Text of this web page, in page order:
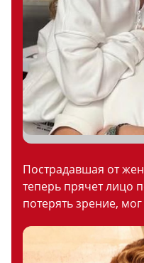
Пострадавшая от
теперь прячет лицо
потерять зрение,